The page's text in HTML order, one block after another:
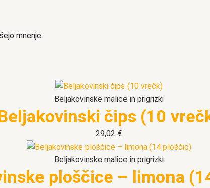
mnenje.
Beljakovinske malice in prigrizki
čips (10
29,02 €
Beljakovinske malice in prigrizki
ploščice – limona